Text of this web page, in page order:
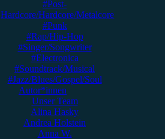
#Post-
Hardcore/Hardcore/Metalcore
#Punk
#Rap/Hip-Hop
#Singer/Songwriter
#Electronica
#Soundtrack/Musical
#Jazz/Blues/Gospel/Soul
Autor*innen
Unser Team
Alina Hasky
Andrea Holstein
Anna W.